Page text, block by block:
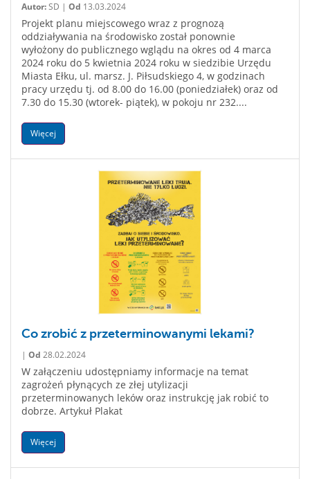
Autor:SD | Od 13.03.2024
Projekt planu miejscowego wraz z prognozą
oddziaływania na środowisko został ponownie
wyłożony do publicznego wglądu na okres od 4 marca
2024 roku do 5 kwietnia 2024 roku w siedzibie Urzędu
Miasta Ełku, ul. marsz. J. Piłsudskiego 4, w godzinach
pracy urzędu tj. od 8.00 do 16.00 (poniedziałek) oraz od
7.30 do 15.30 (wtorek- piątek), w pokoju nr 232....
Więcej
Co zrobić z przeterminowanymi lekami?
| Od 28.02.2024
W załączeniu udostępniamy informacje na temat
zagrożeń płynących ze złej utylizacji
przeterminowanych leków oraz instrukcję jak robić to
dobrze. Artykuł Plakat
Więcej